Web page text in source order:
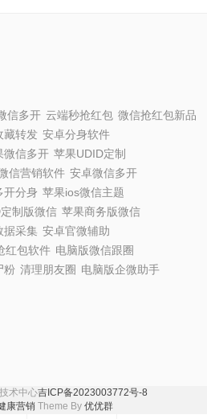
信多开 云端秒抢红包 微信抢红包新品
藏转发 安卓分身软件
微信多开 苹果UDID定制
信营销软件 安卓微信多开
开分身 苹果ios微信主题
制版微信 苹果商务版微信
据采集 安卓官微辅助
红包软件 电脑版微信跟圈
粉 清理朋友圈 电脑版企微助手
术中心吉ICP备2023003772号-8
康营销Theme By 优优群